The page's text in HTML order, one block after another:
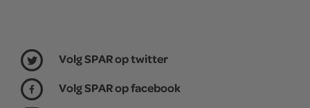
Volg SPAR op twitter
Volg SPAR op facebook